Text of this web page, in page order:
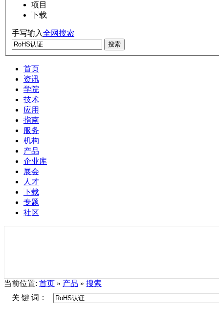
项目
下载
手写输入全网搜索
搜索
首页
资讯
学院
技术
应用
指南
服务
机构
产品
企业库
展会
人才
下载
专题
社区
当前位置: 首页 » 产品 » 搜索
关 键 词：